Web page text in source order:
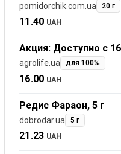
pomidorchik.com.ua 20 г
11.40 UAH
Акция: Доступно с
agrolife.ua для 100%
16.00 UAH
Редис Фараон, 5 г
dobrodar.ua 5 г
21.23 UAH